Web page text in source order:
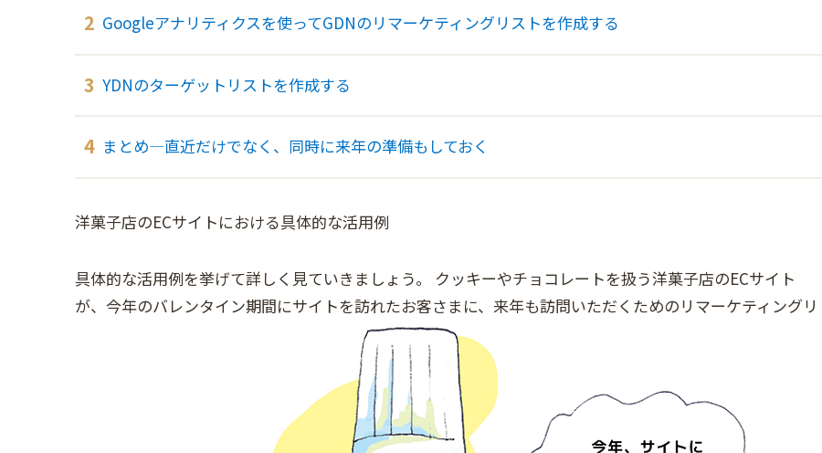
Googleアナリティクスを使ってGDNのリマーケティングリストを作成する
YDNのターゲットリストを作成する
まとめ―直近だけでなく、同時に来年の準備もしておく
洋菓子店のECサイトにおける具体的な活用例
具体的な活用例を挙げて詳しく見ていきましょう。 クッキーやチョコレートを扱う洋菓子店のECサイト
が、今年のバレンタイン期間にサイトを訪れたお客さまに、来年も訪問いただくためのリマーケティングリ